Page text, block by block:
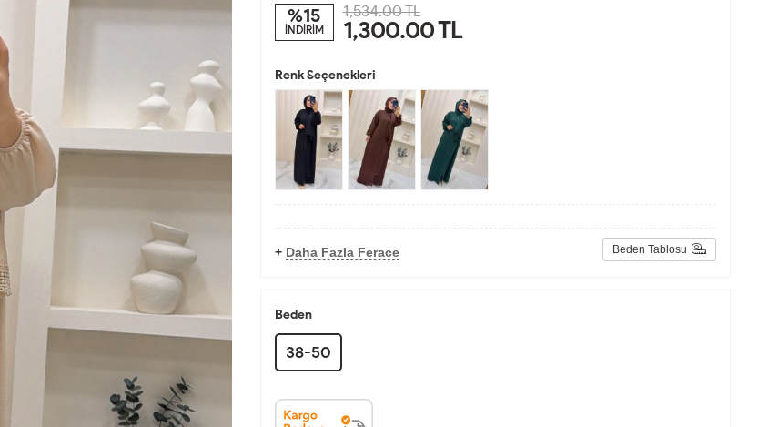
%15
İNDİRİM
1,534.00 TL
1,300.00TL
Renk Seçenekleri
+ Daha Fazla Ferace Beden Tablosu
Beden
38-50